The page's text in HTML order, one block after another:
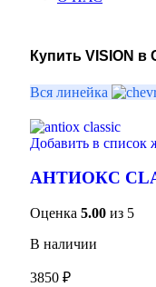
Купить VISION
Вся линейка
Добавить в список
АНТИОКС
Оценка 5.00 из 5
В наличии
3850 ₽